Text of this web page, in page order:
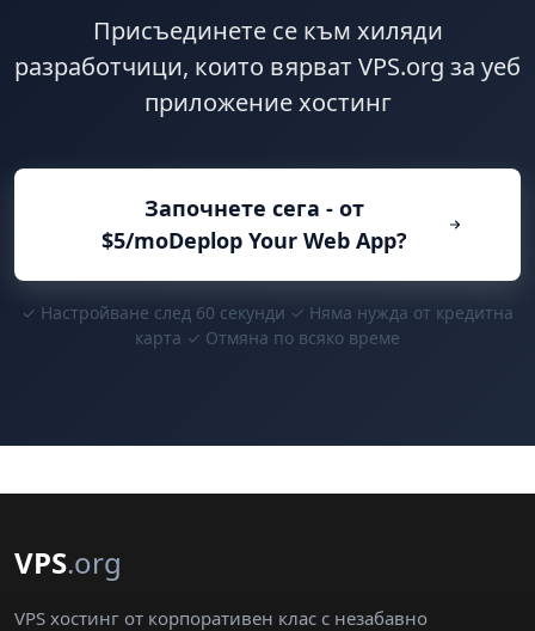
Присъединете се към хиляди
разработчици, които вярват VPS.org за уеб
приложение хостинг
Започнете сега - от
$5/moDeplop Your Web App?
✓ Настройване след 60 секунди ✓ Няма нужда от кредитна
карта ✓ Отмяна по всяко време
VPS.org
VPS хостинг от корпоративен клас с незабавно